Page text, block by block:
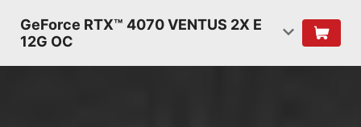
GeForce RTX™ 4070 VENTUS 2X E
12G OC